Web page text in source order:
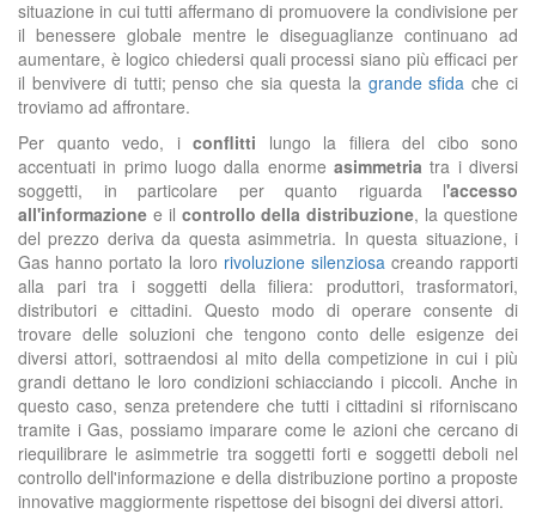
situazione in cui tutti affermano di promuovere la condivisione per
il benessere globale mentre le diseguaglianze continuano ad
aumentare, è logico chiedersi quali processi siano più efficaci per
il benvivere di tutti; penso che sia questa la grande sfida che ci
troviamo ad affrontare.
Per quanto vedo, i conflitti lungo la filiera del cibo sono
accentuati in primo luogo dalla enorme asimmetriatra i diversi
soggetti, in particolare per quanto riguarda l'accesso
all'informazione e il controllo della distribuzione, la questione
del prezzo deriva da questa asimmetria. In questa situazione, i
Gas hanno portato la loro rivoluzione silenziosa creando rapporti
alla pari tra i soggetti della filiera: produttori, trasformatori,
distributori e cittadini. Questo modo di operare consente di
trovare delle soluzioni che tengono conto delle esigenze dei
diversi attori, sottraendosi al mito della competizione in cui i più
grandi dettano le loro condizioni schiacciando i piccoli.Anche in
questo caso, senza pretendere che tutti i cittadini si riforniscano
tramite i Gas, possiamo imparare come le azioni che cercano di
riequilibrare le asimmetrie tra soggetti forti e soggetti deboli nel
controllo dell'informazione e della distribuzione portino a proposte
innovative maggiormente rispettose dei bisogni dei diversi attori.